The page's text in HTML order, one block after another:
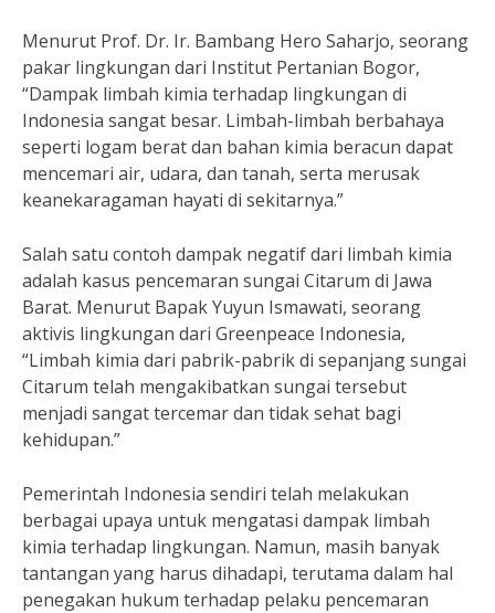
Menurut Prof. Dr. Ir. Bambang Hero Saharjo, seorang
pakar lingkungan dari Institut Pertanian Bogor,
“Dampak limbah kimia terhadap lingkungan di
Indonesia sangat besar. Limbah-limbah berbahaya
seperti logam berat dan bahan kimia beracun dapat
mencemari air, udara, dan tanah, serta merusak
keanekaragaman hayati di sekitarnya.”
Salah satu contoh dampak negatif dari limbah kimia
adalah kasus pencemaran sungai Citarum di Jawa
Barat. Menurut Bapak Yuyun Ismawati, seorang
aktivis lingkungan dari Greenpeace Indonesia,
“Limbah kimia dari pabrik-pabrik di sepanjang sungai
Citarum telah mengakibatkan sungai tersebut
menjadi sangat tercemar dan tidak sehat bagi
kehidupan.”
Pemerintah Indonesia sendiri telah melakukan
berbagai upaya untuk mengatasi dampak limbah
kimia terhadap lingkungan. Namun, masih banyak
tantangan yang harus dihadapi, terutama dalam hal
penegakan hukum terhadap pelaku pencemaran